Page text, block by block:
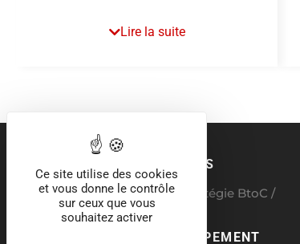
tant commerciale que technique et
hébergement et de traitements
seront pour vous la garantie que
vos données seront toujours
commercialisées avec une qualité
optimale. Le cadre juridique,
notamment avec l’application du
Lire la suite
QUI SOMMES NOUS
Agence conseil en stratégie BtoC /
BtoB
CHARTE DÉVELOPPEMENT
Ce site utilise des cookies
et vous donne le contrôle
sur ceux que vous
souhaitez activer